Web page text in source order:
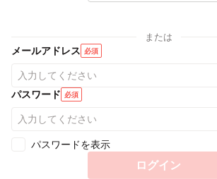
または
メールアドレス 必須
パスワード 必須
パスワードを表示
ログイン